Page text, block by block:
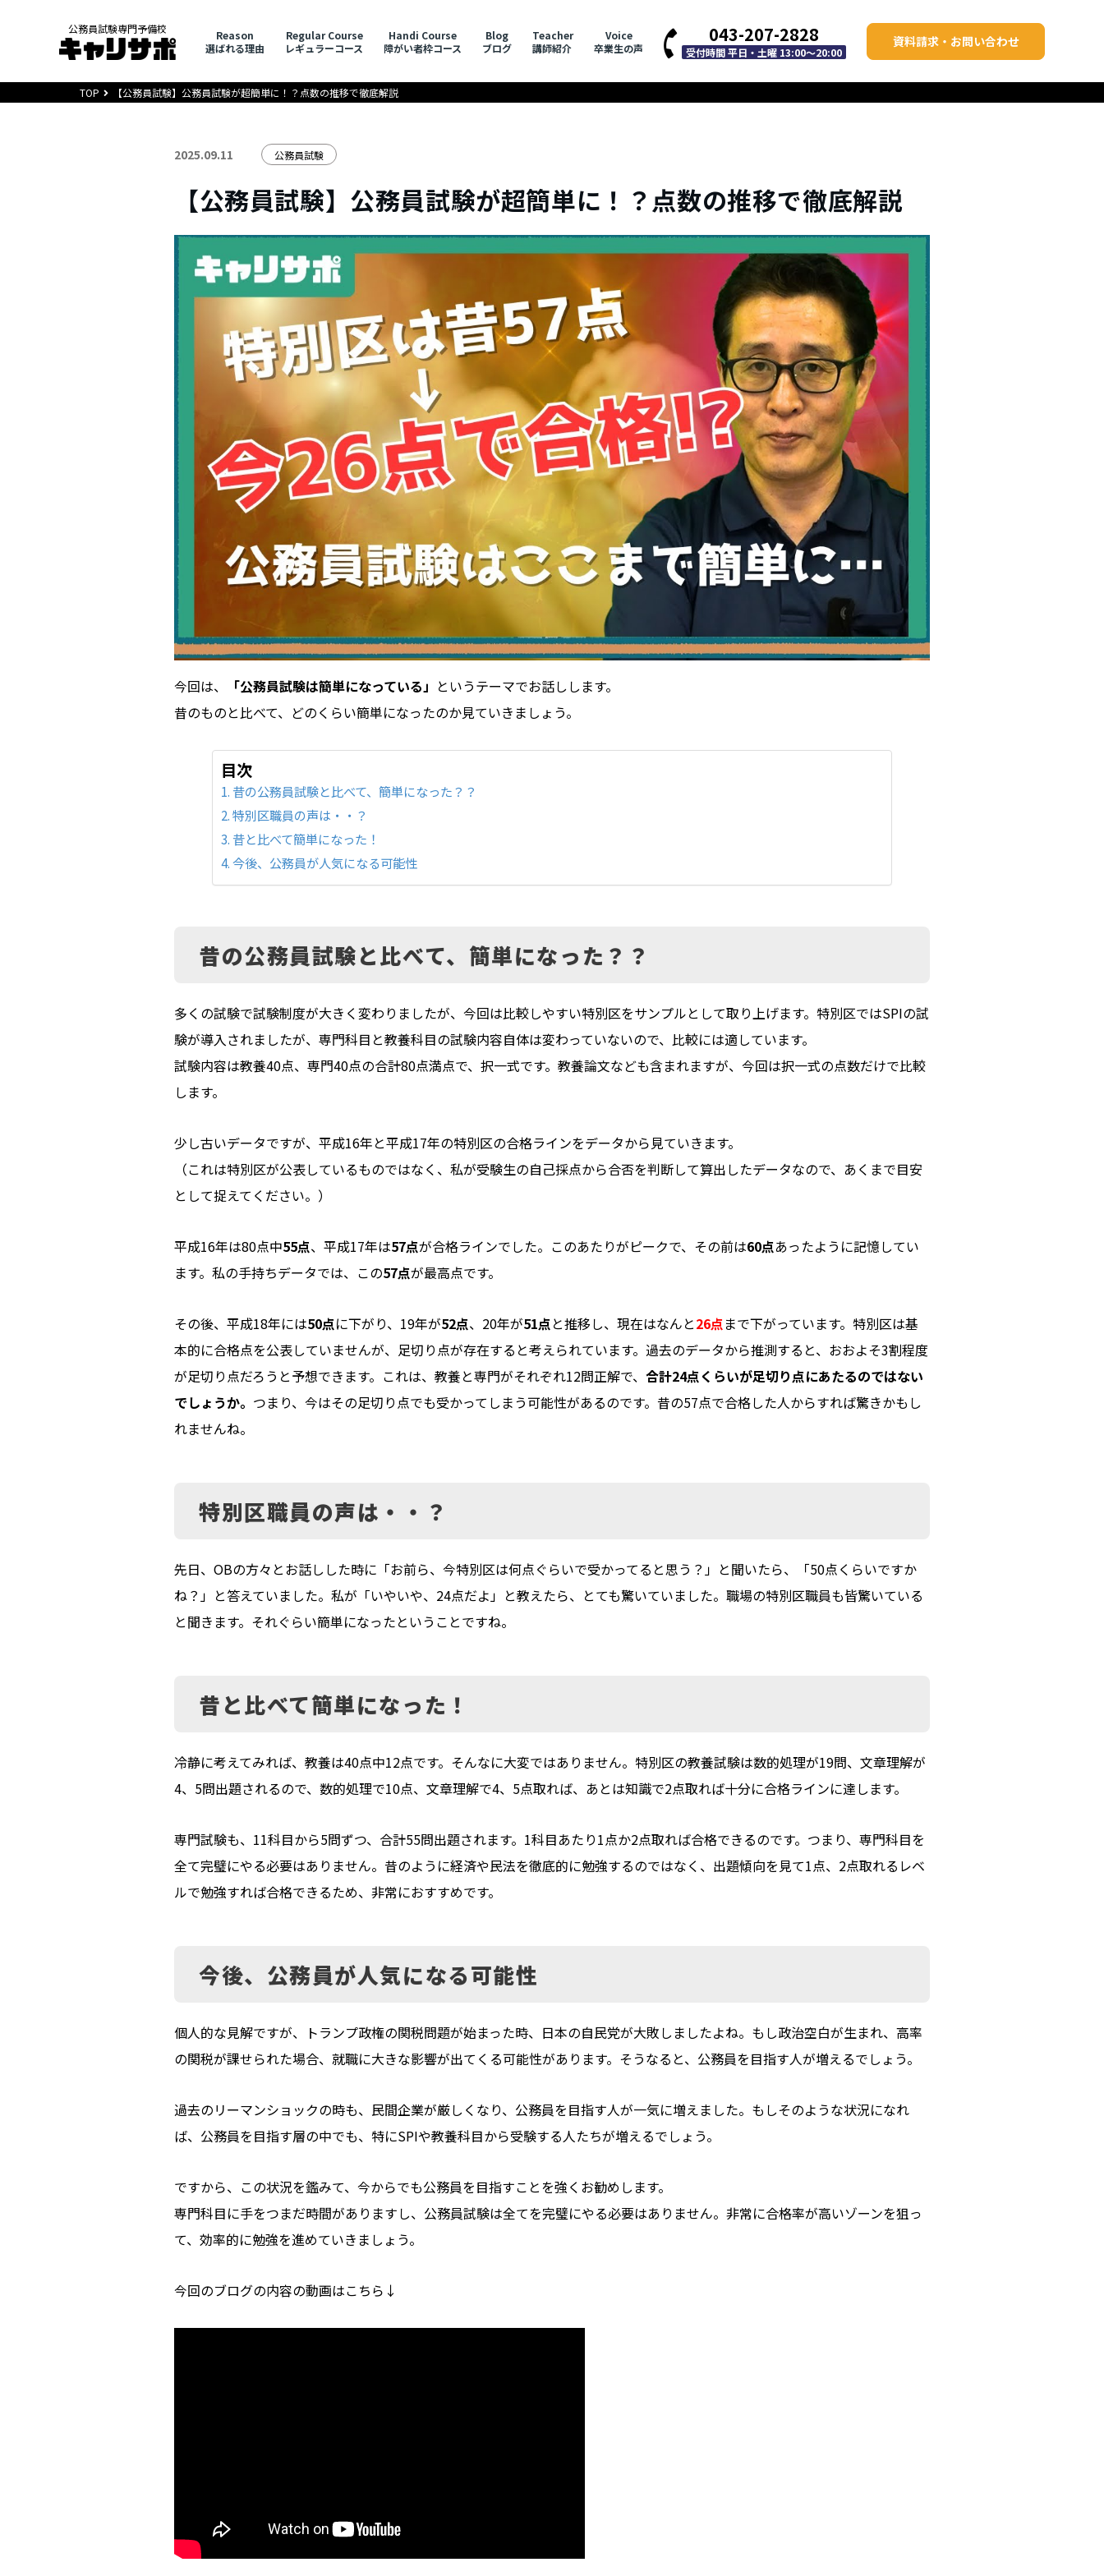
公務員試験専門予備校
Reason
選ばれる理由
Regular Course
レギュラーコース
Handi Course
障がい者枠コース
Blog
ブログ
Teacher
講師紹介
Voice
卒業生の声
043-207-2828
受付時間 平日・土曜 13:00～20:00
資料請求・お問い合わせ
TOP 【公務員試験】公務員試験が超簡単に！？点数の推移で徹底解説
2025.09.11 公務員試験
【公務員試験】公務員試験が超簡単に！？点数の推移で徹底解説
今回は、 「公務員試験は簡単になっている」 というテーマでお話しします。
昔のものと比べて、どのくらい簡単になったのか見ていきましょう。
目次
昔の公務員試験と比べて、簡単になった？？
特別区職員の声は・・？
昔と比べて簡単になった！
今後、公務員が人気になる可能性
昔の公務員試験と比べて、簡単になった？？
多くの試験で試験制度が大きく変わりましたが、今回は比較しやすい特別区をサンプルとして取り上げます。特別区ではSPIの試
験が導入されましたが、専門科目と教養科目の試験内容自体は変わっていないので、比較には適しています。
試験内容は教養40点、専門40点の合計80点満点で、択一式です。教養論文なども含まれますが、今回は択一式の点数だけで比較
します。
少し古いデータですが、平成16年と平成17年の特別区の合格ラインをデータから見ていきます。
（これは特別区が公表しているものではなく、私が受験生の自己採点から合否を判断して算出したデータなので、あくまで目安
として捉えてください。）
平成16年は80点中55点、平成17年は57点が合格ラインでした。このあたりがピークで、その前は60点あったように記憶してい
ます。私の手持ちデータでは、この57点が最高点です。
その後、平成18年には50点に下がり、19年が52点、20年が51点 と推移し、現在はなんと26点 まで下がっています。特別区は基
本的に合格点を公表していませんが、足切り点が存在すると考えられています。過去のデータから推測すると、おおよそ3割程度
が足切り点だろうと予想できます。これは、教養と専門がそれぞれ12問正解で、 合計24点くらいが足切り点にあたるのではない
でしょうか。 つまり、今はその足切り点でも受かってしまう可能性があるのです。昔の57点で合格した人からすれば驚きかもし
れませんね。
特別区職員の声は・・？
先日、OBの方々とお話しした時に「お前ら、今特別区は何点ぐらいで受かってると思う？」と聞いたら、「50点くらいですか
ね？」と答えていました。私が「いやいや、24点だよ」と教えたら、とても驚いていました。職場の特別区職員も皆驚いている
と聞きます。それぐらい簡単になったということですね。
昔と比べて簡単になった！
冷静に考えてみれば、教養は40点中12点です。そんなに大変ではありません。特別区の教養試験は数的処理が19問、文章理解が
4、5問出題されるので、数的処理で10点、文章理解で4、5点取れば、あとは知識で2点取れば十分に合格ラインに達します。
専門試験も、11科目から5問ずつ、合計55問出題されます。1科目あたり1点か2点取れば合格できるのです。つまり、専門科目を
全て完璧にやる必要はありません。昔のように経済や民法を徹底的に勉強するのではなく、出題傾向を見て1点、2点取れるレベ
ルで勉強すれば合格できるため、非常におすすめです。
今後、公務員が人気になる可能性
個人的な見解ですが、トランプ政権の関税問題が始まった時、日本の自民党が大敗しましたよね。もし政治空白が生まれ、高率
の関税が課せられた場合、就職に大きな影響が出てくる可能性があります。そうなると、公務員を目指す人が増えるでしょう。
過去のリーマンショックの時も、民間企業が厳しくなり、公務員を目指す人が一気に増えました。もしそのような状況になれ
ば、公務員を目指す層の中でも、特にSPIや教養科目から受験する人たちが増えるでしょう。
ですから、この状況を鑑みて、今からでも公務員を目指すことを強くお勧めします。
専門科目に手をつまだ時間がありますし、公務員試験は全てを完璧にやる必要はありません。非常に合格率が高いゾーンを狙っ
て、効率的に勉強を進めていきましょう。
今回のブログの内容の動画はこちら↓